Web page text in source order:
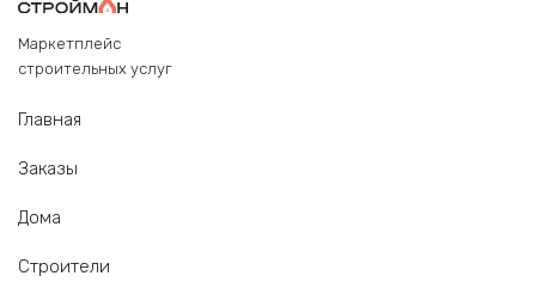
Маркетплейс
строительных услуг
Главная
Заказы
Дома
Строители